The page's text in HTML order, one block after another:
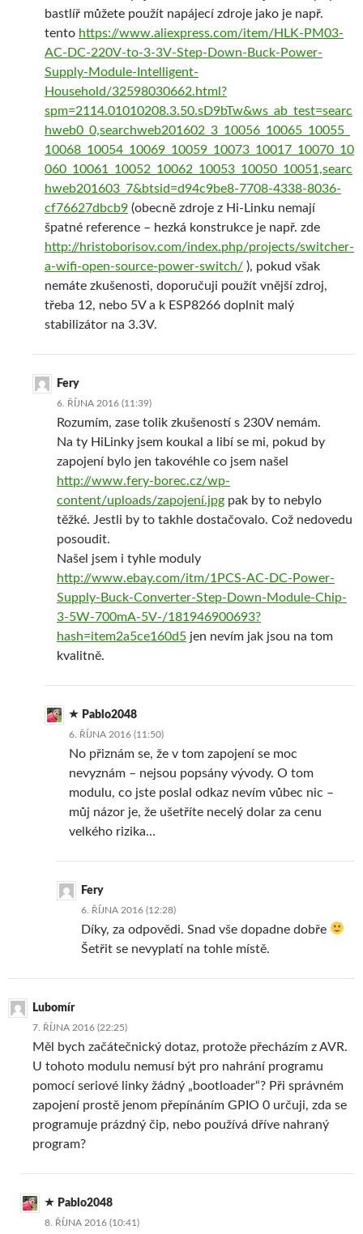
bastlíř můžete použít napájecí zdroje jako je např.
tento https://www.aliexpress.com/item/HLK-PM03-
AC-DC-220V-to-3-3V-Step-Down-Buck-Power-
Supply-Module-Intelligent-
Household/32598030662.html?
spm=2114.01010208.3.50.sD9bTw&ws_ab_test=searc
hweb0_0,searchweb201602_3_10056_10065_10055_
10068_10054_10069_10059_10073_10017_10070_10
060_10061_10052_10062_10053_10050_10051,searc
hweb201603_7&btsid=d94c9be8-7708-4338-8036-
cf76627dbcb9 (obecně zdroje z Hi-Linku nemají
špatné reference – hezká konstrukce je např. zde
http://hristoborisov.com/index.php/projects/switcher-
a-wifi-open-source-power-switch/ ), pokud však
nemáte zkušenosti, doporučuji použít vnější zdroj,
třeba 12, nebo 5V a k ESP8266 doplnit malý
stabilizátor na 3.3V.
Fery
6. ŘÍJNA 2016 (11:39)
Rozumím, zase tolik zkušeností s 230V nemám.
Na ty HiLinky jsem koukal a libí se mi, pokud by
zapojení bylo jen takovéhle co jsem našel
http://www.fery-borec.cz/wp-
content/uploads/zapojení.jpg pak by to nebylo
těžké. Jestli by to takhle dostačovalo. Což nedovedu
posoudit.
Našel jsem i tyhle moduly
http://www.ebay.com/itm/1PCS-AC-DC-Power-
Supply-Buck-Converter-Step-Down-Module-Chip-
3-5W-700mA-5V-/181946900693?
hash=item2a5ce160d5 jen nevím jak jsou na tom
kvalitně.
Pablo2048
6. ŘÍJNA 2016 (11:50)
No přiznám se, že v tom zapojení se moc
nevyznám – nejsou popsány vývody. O tom
modulu, co jste poslal odkaz nevím vůbec nic –
můj názor je, že ušetříte necelý dolar za cenu
velkého rizika…
Fery
6. ŘÍJNA 2016 (12:28)
Díky, za odpovědi. Snad vše dopadne dobře
Šetřit se nevyplatí na tohle místě.
Lubomír
7. ŘÍJNA 2016 (22:25)
Měl bych začátečnický dotaz, protože přecházím z AVR.
U tohoto modulu nemusí být pro nahrání programu
pomocí seriové linky žádný „bootloader“? Při správném
zapojení prostě jenom přepínáním GPIO 0 určuji, zda se
programuje prázdný čip, nebo používá dříve nahraný
program?
Pablo2048
8. ŘÍJNA 2016 (10:41)